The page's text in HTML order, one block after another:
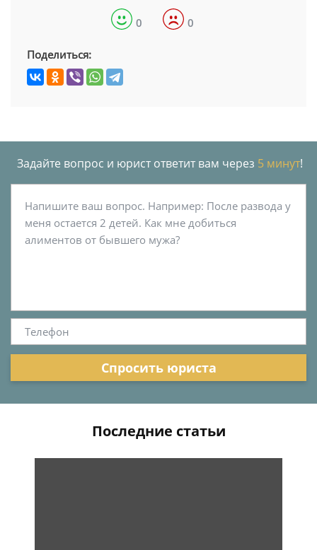
0 0
Поделиться:
Задайте вопрос и юрист ответит вам через 5 минут!
Спросить юриста
Последние статьи